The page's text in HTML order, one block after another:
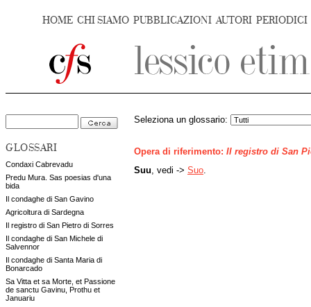
HOME CHI SIAMO PUBBLICAZIONI AUTORI PERIODICI
GLOSSARI
Condaxi Cabrevadu
Predu Mura. Sas poesias d'una
bida
Il condaghe di San Gavino
Agricoltura di Sardegna
Il registro di San Pietro di Sorres
Il condaghe di San Michele di
Salvennor
Il condaghe di Santa Maria di
Bonarcado
Sa Vitta et sa Morte, et Passione
de sanctu Gavinu, Prothu et
Januariu
Seleziona un glossario:
Opera di riferimento: Il registro di San
Suu , vedi -> Suo